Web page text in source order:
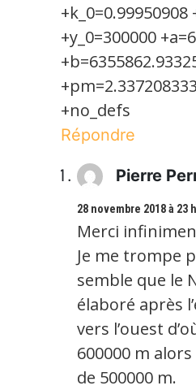
+k_0=0.99950908
+y_0=300000
+no_defs
Répondre
Pierre
28 novembre 2018 à 23
Merci
Je me trompe
semble que le
élaboré après
vers l’ouest
600000 m
de 500000 m.